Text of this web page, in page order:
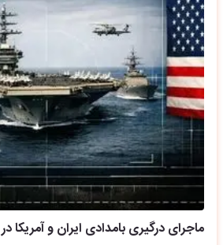
ماجرای درگیری بامدادی ایران و آمریکا